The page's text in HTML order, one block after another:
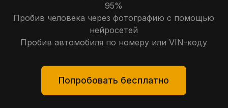
95%
Пробив человека через фотографию с помощью
нейросетей
Пробив автомобиля по номеру или VIN-коду
Попробовать бесплатно